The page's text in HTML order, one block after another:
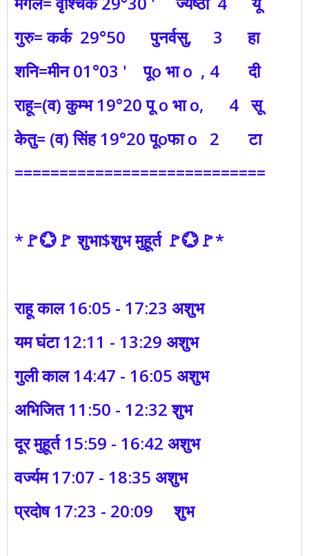
गुरु= कर्क 29°50 पुनर्वसु, 3 हा
शनि=मीन 01°03 ' पूo भा o , 4 दी
राहू=(व) कुम्भ 19°20 पू o भा o, 4 सू
केतु= (व) सिंह 19°20 पूoफा o 2 टा
============================
*🚩💮🚩 शुभा$शुभ मुहूर्त 🚩💮🚩*
राहू काल 16:05 - 17:23 अशुभ
यम घंटा 12:11 - 13:29 अशुभ
गुली काल 14:47 - 16:05 अशुभ
अभिजित 11:50 - 12:32 शुभ
दूर मुहूर्त 15:59 - 16:42 अशुभ
वर्ज्यम 17:07 - 18:35 अशुभ
प्रदोष 17:23 - 20:09 शुभ